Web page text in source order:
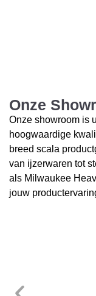
Onze
Onze showroom is
hoogwaardige
breed scala
van ijzerwaren tot
als Milwaukee
jouw